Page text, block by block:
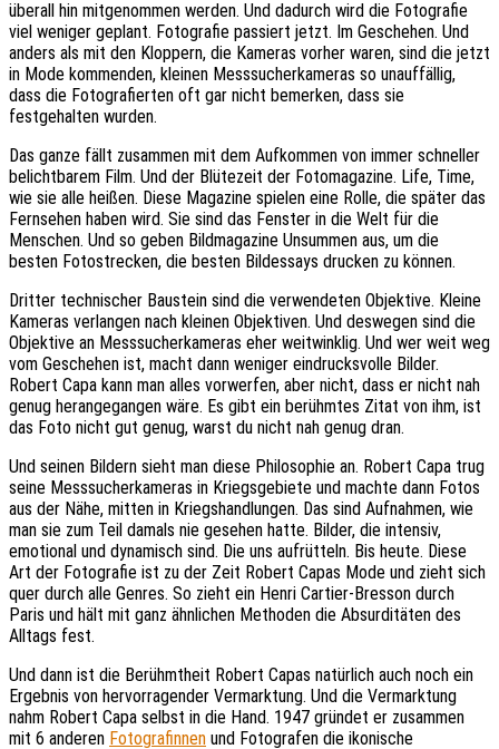
überall hin mitgenommen werden. Und dadurch wird die Fotografie
viel weniger geplant. Fotografie passiert jetzt. Im Geschehen. Und
anders als mit den Kloppern, die Kameras vorher waren, sind die jetzt
in Mode kommenden, kleinen Messsucherkameras so unauffällig,
dass die Fotografierten oft gar nicht bemerken, dass sie
festgehalten wurden.
Das ganze fällt zusammen mit dem Aufkommen von immer schneller
belichtbarem Film. Und der Blütezeit der Fotomagazine. Life, Time,
wie sie alle heißen. Diese Magazine spielen eine Rolle, die später das
Fernsehen haben wird. Sie sind das Fenster in die Welt für die
Menschen. Und so geben Bildmagazine Unsummen aus, um die
besten Fotostrecken, die besten Bildessays drucken zu können.
Dritter technischer Baustein sind die verwendeten Objektive. Kleine
Kameras verlangen nach kleinen Objektiven. Und deswegen sind die
Objektive an Messsucherkameras eher weitwinklig. Und wer weit weg
vom Geschehen ist, macht dann weniger eindrucksvolle Bilder.
Robert Capa kann man alles vorwerfen, aber nicht, dass er nicht nah
genug herangegangen wäre. Es gibt ein berühmtes Zitat von ihm, ist
das Foto nicht gut genug, warst du nicht nah genug dran.
Und seinen Bildern sieht man diese Philosophie an. Robert Capa trug
seine Messsucherkameras in Kriegsgebiete und machte dann Fotos
aus der Nähe, mitten in Kriegshandlungen. Das sind Aufnahmen, wie
man sie zum Teil damals nie gesehen hatte. Bilder, die intensiv,
emotional und dynamisch sind. Die uns aufrütteln. Bis heute. Diese
Art der Fotografie ist zu der Zeit Robert Capas Mode und zieht sich
quer durch alle Genres. So zieht ein Henri Cartier-Bresson durch
Paris und hält mit ganz ähnlichen Methoden die Absurditäten des
Alltags fest.
Und dann ist die Berühmtheit Robert Capas natürlich auch noch ein
Ergebnis von hervorragender Vermarktung. Und die Vermarktung
nahm Robert Capa selbst in die Hand. 1947 gründet er zusammen
mit 6 anderen Fotografinnen und Fotografen die ikonische